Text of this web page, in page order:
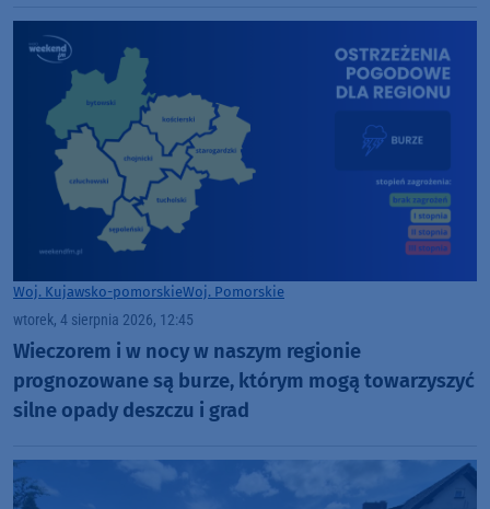
Woj. Kujawsko-pomorskieWoj. Pomorskie
wtorek, 4 sierpnia 2026, 12:45
Wieczorem i w nocy w naszym regionie
prognozowane są burze, którym mogą towarzyszyć
silne opady deszczu i grad